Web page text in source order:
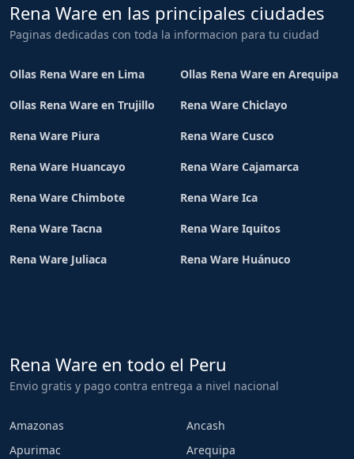
Rena Ware en las principales ciudades
Paginas dedicadas con toda la informacion para tu ciudad
Ollas Rena Ware en Lima Ollas Rena Ware en Arequipa
Ollas Rena Ware en Trujillo Rena Ware Chiclayo
Rena Ware Piura Rena Ware Cusco
Rena Ware Huancayo Rena Ware Cajamarca
Rena Ware Chimbote Rena Ware Ica
Rena Ware Tacna Rena Ware Iquitos
Rena Ware Juliaca Rena Ware Huánuco
Rena Ware en todo el Peru
Envio gratis y pago contra entrega a nivel nacional
Amazonas
Ancash
Apurimac
Arequipa